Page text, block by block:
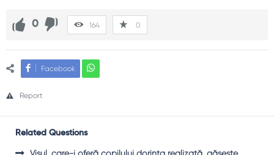
0 164 0
Facebook
Report
Related Questions